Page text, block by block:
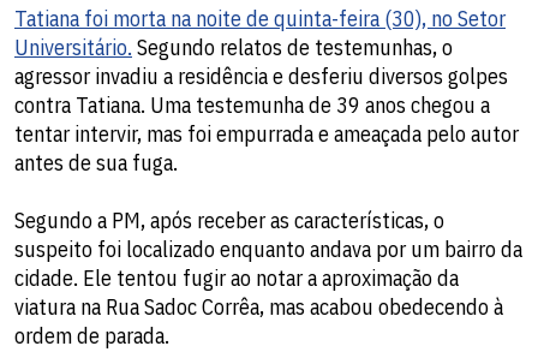
Tatiana foi morta na noite de quinta-feira (30), no Setor
Universitário. Segundo relatos de testemunhas, o
agressor invadiu a residência e desferiu diversos golpes
contra Tatiana. Uma testemunha de 39 anos chegou a
tentar intervir, mas foi empurrada e ameaçada pelo autor
antes de sua fuga.
Segundo a PM, após receber as características, o
suspeito foi localizado enquanto andava por um bairro da
cidade. Ele tentou fugir ao notar a aproximação da
viatura na Rua Sadoc Corrêa, mas acabou obedecendo à
ordem de parada.